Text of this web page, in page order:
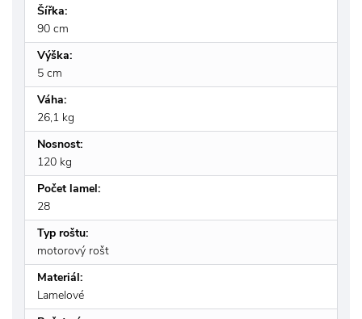
Šířka:
90 cm
Výška:
5 cm
Váha:
26,1 kg
Nosnost:
120 kg
Počet lamel:
28
Typ roštu:
motorový rošt
Materiál:
Lamelové